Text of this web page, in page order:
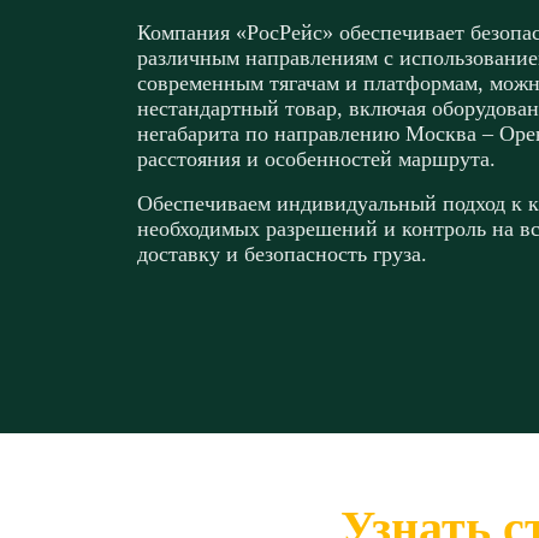
Компания «РосРейс» обеспечивает
различным направлениям с
современным тягачам и платформам,
нестандартный товар, включая
негабарита по направлению Москва –
расстояния и особенностей маршрута.
Обеспечиваем индивидуальный подход к
необходимых разрешений и контроль на
доставку и безопасность груза.